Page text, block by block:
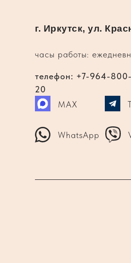
часы работы:
г. Иркутск, ул.
WhatsApp
MAX
телефон: +7-964-
20